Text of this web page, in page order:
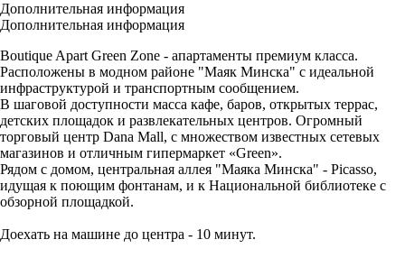
Дополнительная информация
Дополнительная информация
Boutique Apart Green Zone - апартаменты премиум класса.
Расположены в модном районе "Маяк Минска" с идеальной
инфраструктурой и транспортным сообщением.
В шаговой доступности масса кафе, баров, открытых террас,
детских площадок и развлекательных центров. Огромный
торговый центр Dana Mall, с множеством известных сетевых
магазинов и отличным гипермаркет «Green».
Рядом с домом, центральная аллея "Маяка Минска" - Picasso,
идущая к поющим фонтанам, и к Национальной библиотеке с
обзорной площадкой.
Доехать на машине до центра - 10 минут.